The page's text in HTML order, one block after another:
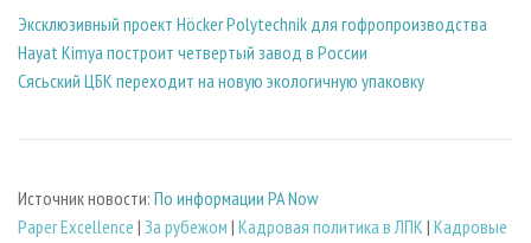
Эксклюзивный проект Höcker Polytechnik для гофропроизводства
Hayat Kimya построит четвертый завод в России
Сясьский ЦБК переходит на новую экологичную упаковку
Источник новости: По информации PA Now
Paper Excellence | За рубежом | Кадровая политика в ЛПК | Кадровые